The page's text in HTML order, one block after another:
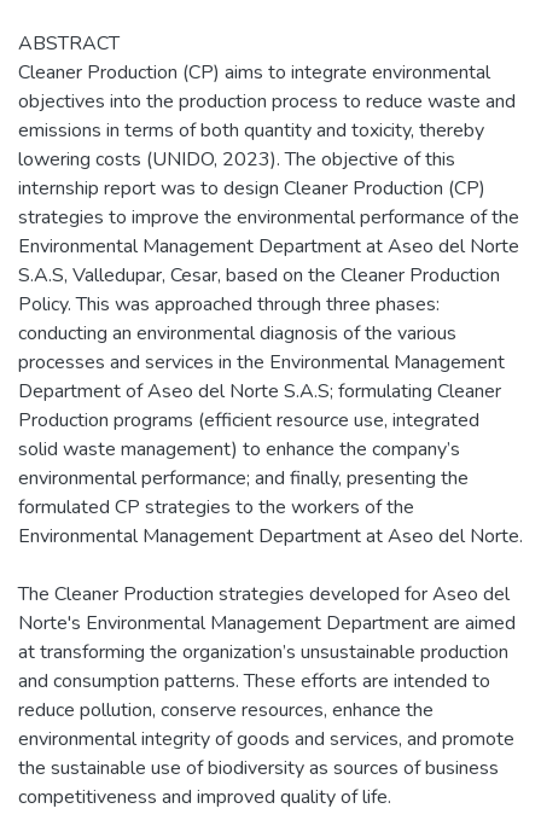
ABSTRACT
Cleaner Production (CP) aims to integrate environmental
objectives into the production process to reduce waste and
emissions in terms of both quantity and toxicity, thereby
lowering costs (UNIDO, 2023). The objective of this
internship report was to design Cleaner Production (CP)
strategies to improve the environmental performance of the
Environmental Management Department at Aseo del Norte
S.A.S, Valledupar, Cesar, based on the Cleaner Production
Policy. This was approached through three phases:
conducting an environmental diagnosis of the various
processes and services in the Environmental Management
Department of Aseo del Norte S.A.S; formulating Cleaner
Production programs (efficient resource use, integrated
solid waste management) to enhance the company’s
environmental performance; and finally, presenting the
formulated CP strategies to the workers of the
Environmental Management Department at Aseo del Norte.
The Cleaner Production strategies developed for Aseo del
Norte's Environmental Management Department are aimed
at transforming the organization’s unsustainable production
and consumption patterns. These efforts are intended to
reduce pollution, conserve resources, enhance the
environmental integrity of goods and services, and promote
the sustainable use of biodiversity as sources of business
competitiveness and improved quality of life.